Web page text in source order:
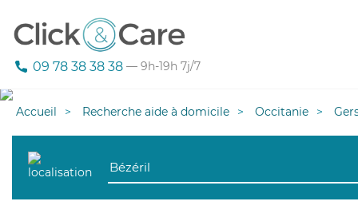
09 78 38 38 38 — 9h-19h 7j/7
Accueil Recherche aide à domicile Occitanie